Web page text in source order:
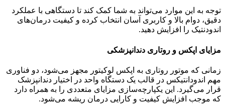
توجه به این موارد می‌تواند به شما کمک کند تا دستگاهی با عملکرد
دقیق، دوام بالا و کاربری آسان انتخاب کرده و کیفیت درمان‌های
اندودنتیک را افزایش دهید.
مزایای اپکس و روتاری دندانپزشکی
زمانی که موتور روتاری به اپکس لوکیتور مجهز می‌شود، دو فناوری
مهم اندودانتیکس در قالب یک دستگاه واحد در اختیار دندانپزشک
قرار می‌گیرد. این یکپارچه‌سازی مزایای متعددی را به همراه دارد
که موجب افزایش کیفیت و کارایی درمان ریشه می‌شود.